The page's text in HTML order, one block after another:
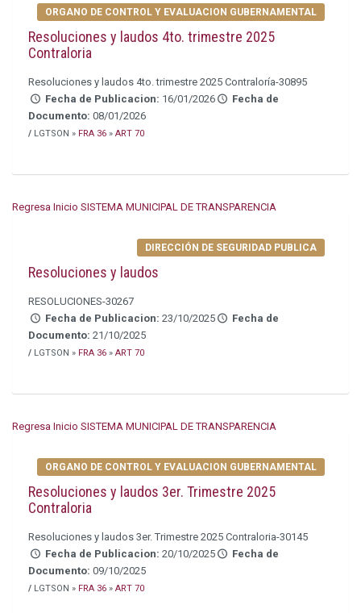
ORGANO DE CONTROL Y EVALUACION GUBERNAMENTAL
Resoluciones y laudos 4to. trimestre 2025
Contraloria
Resoluciones y laudos 4to. trimestre 2025 Contraloría-30895
Fecha de Publicacion: 16/01/2026
Fecha de
Documento: 08/01/2026
/ LGTSON » FRA 36 » ART 70
Regresa Inicio SISTEMA MUNICIPAL DE TRANSPARENCIA
DIRECCIÓN DE SEGURIDAD PUBLICA
Resoluciones y laudos
RESOLUCIONES-30267
Fecha de Publicacion:23/10/2025
Fecha de
Documento: 21/10/2025
/ LGTSON » FRA 36 » ART 70
Regresa Inicio SISTEMA MUNICIPAL DE TRANSPARENCIA
ORGANO DE CONTROL Y EVALUACION GUBERNAMENTAL
Resoluciones y laudos 3er. Trimestre 2025
Contraloria
Resoluciones y laudos 3er. Trimestre 2025 Contraloria-30145
Fecha de Publicacion:20/10/2025
Fecha de
Documento: 09/10/2025
/ LGTSON » FRA 36 » ART 70